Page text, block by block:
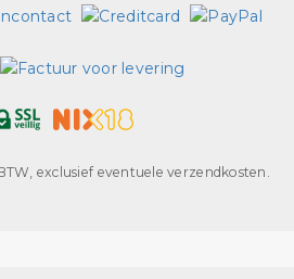
exclusief eventuele verzendkosten.